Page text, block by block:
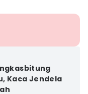
Kaca Jendela